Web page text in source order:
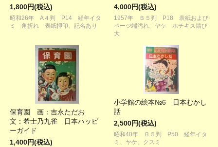
1,800円(税込)
昭和26年 A４判 P14 経年イタ
ミ 角折れ 表紙押印、記名あり
4,000円(税込)
1957年 Ｂ５判 P18 表紙および
ページ端汚れ、ヤケ ホチキス錆び
大
保育園 画：吉永ただお
文：希士乃九雀 日本ハッピ
ーガイド
1,400円(税込)
小学館の絵本№6 日本むかし
話
2,500円(税込)
昭和40年 Ｂ５判 P50 経年イタ
ミ、ヤケ、クスミ